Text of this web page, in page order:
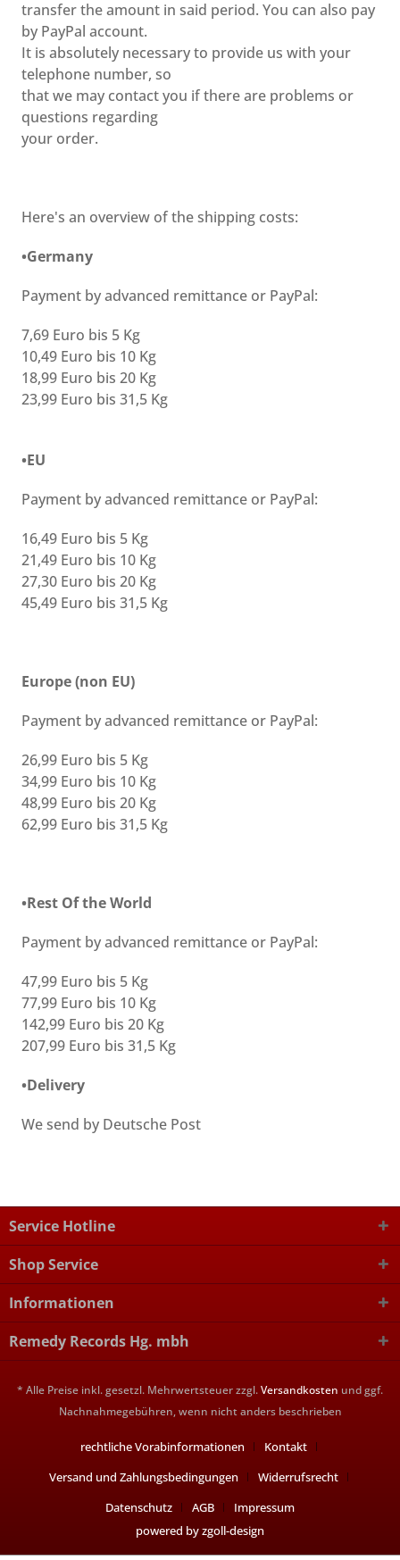
transfer the amount in said period. You can also pay
by PayPal account.
It is absolutely necessary to provide us with your
telephone number, so
that we may contact you if there are problems or
questions regarding
your order.
Here's an overview of the shipping costs:
•Germany
Payment by advanced remittance or PayPal:
7,69 Euro bis 5 Kg
10,49 Euro bis 10 Kg
18,99 Euro bis 20 Kg
23,99 Euro bis 31,5 Kg
•EU
Payment by advanced remittance or PayPal:
16,49 Euro bis 5 Kg
21,49 Euro bis 10 Kg
27,30 Euro bis 20 Kg
45,49 Euro bis 31,5 Kg
Europe (non EU)
Payment by advanced remittance or PayPal:
26,99 Euro bis 5 Kg
34,99 Euro bis 10 Kg
48,99 Euro bis 20 Kg
62,99 Euro bis 31,5 Kg
•Rest Of the World
Payment by advanced remittance or PayPal:
47,99 Euro bis 5 Kg
77,99 Euro bis 10 Kg
142,99 Euro bis 20 Kg
207,99 Euro bis 31,5 Kg
•Delivery
We send by Deutsche Post
Service Hotline
Shop Service
Informationen
Remedy Records Hg. mbh
* Alle Preise inkl. gesetzl. Mehrwertsteuer zzgl.Versandkosten und ggf.
Nachnahmegebühren, wenn nicht anders beschrieben
rechtliche Vorabinformationen
Kontakt
Versand und Zahlungsbedingungen
Widerrufsrecht
Datenschutz
AGB
Impressum
powered by zgoll-design